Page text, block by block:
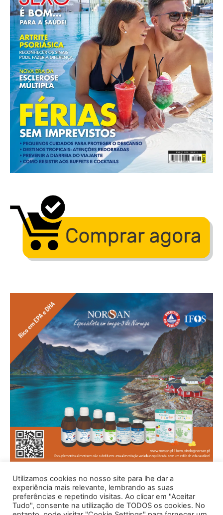
Utilizamos cookies no nosso site para lhe dar a
experiência mais relevante, lembrando as suas
preferências e repetindo visitas. Ao clicar em "Aceitar
Tudo", consente na utilização de TODOS os cookies. No